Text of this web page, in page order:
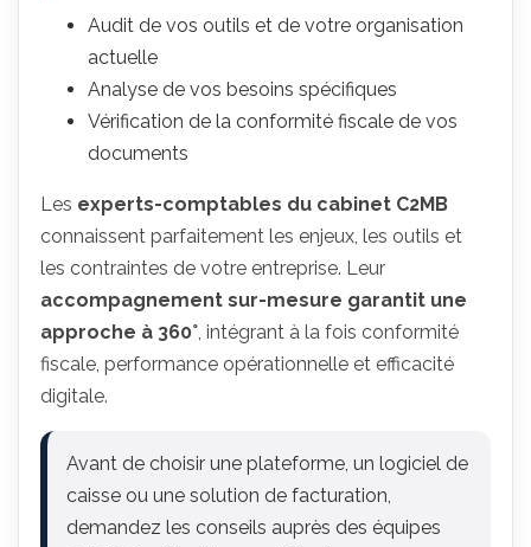
Audit de vos outils et de votre organisation
actuelle
Analyse de vos besoins spécifiques
Vérification de la conformité fiscale de vos
documents
Les experts-comptables du cabinet C2MB
connaissent parfaitement les enjeux, les outils et
les contraintes de votre entreprise. Leur
accompagnement sur-mesure garantit une
approche à 360°, intégrant à la fois conformité
fiscale, performance opérationnelle et efficacité
digitale.
Avant de choisir une plateforme, un logiciel de
caisse ou une solution de facturation,
demandez les conseils auprès des équipes